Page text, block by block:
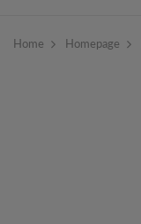
Home Homepage